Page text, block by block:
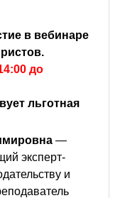
в вебинаре
до
льготная
—
эксперт-
и